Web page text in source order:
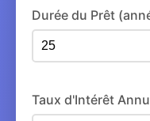
Durée du Prêt
Taux d'Intérêt